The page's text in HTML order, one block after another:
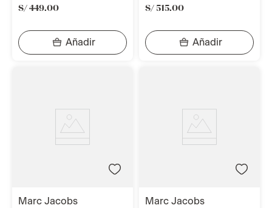
S/ 449.00 S/ 515.00
marc jacobs marc jacobs